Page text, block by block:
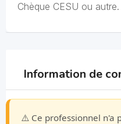
Chèque CESU ou autre.
Information de
⚠️ Ce professionnel n'a